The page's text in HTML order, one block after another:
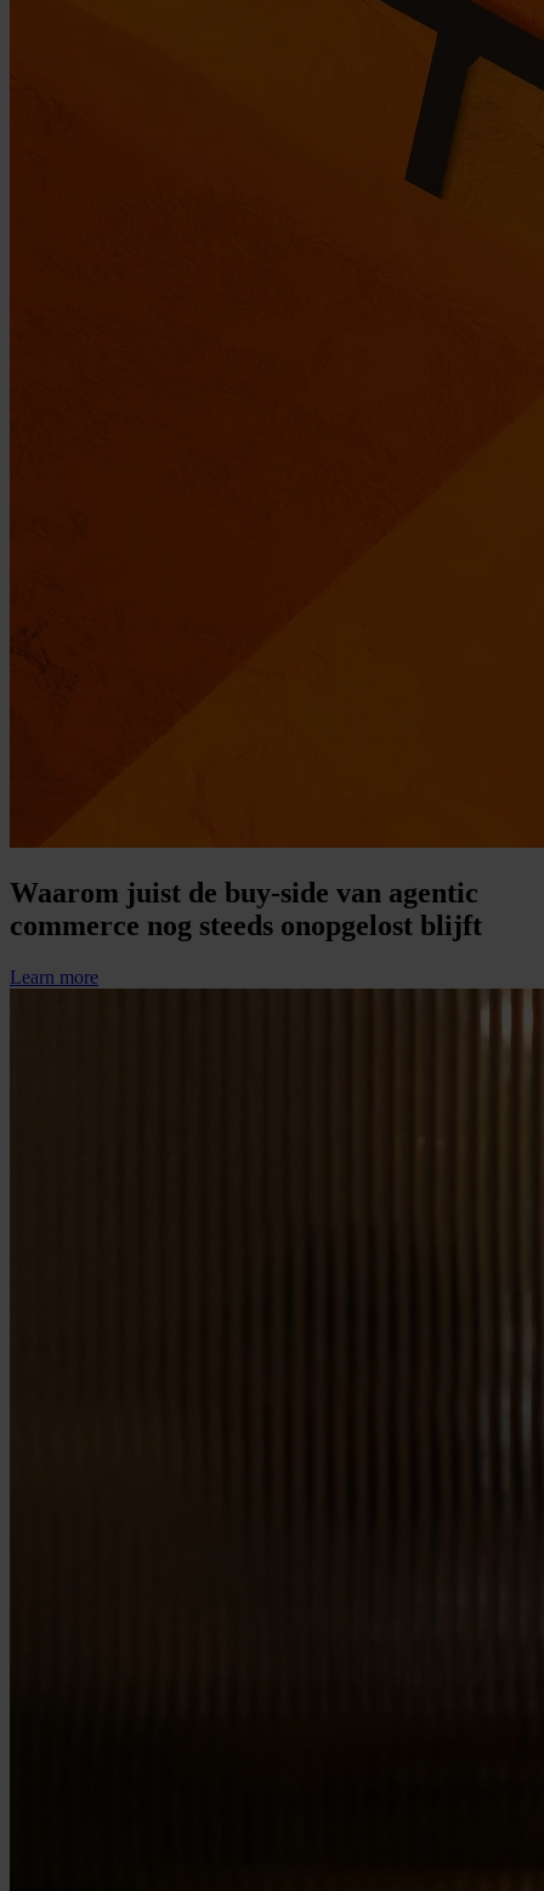
Waarom juist de buy-side van agentic
commerce nog steeds onopgelost blijft
Learn more